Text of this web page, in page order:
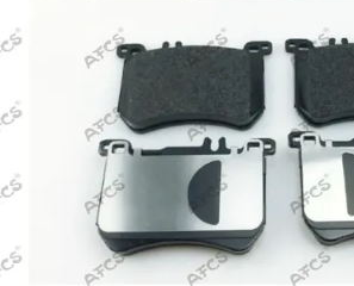
उद्धरण
साइटमैप
गोपनीयता